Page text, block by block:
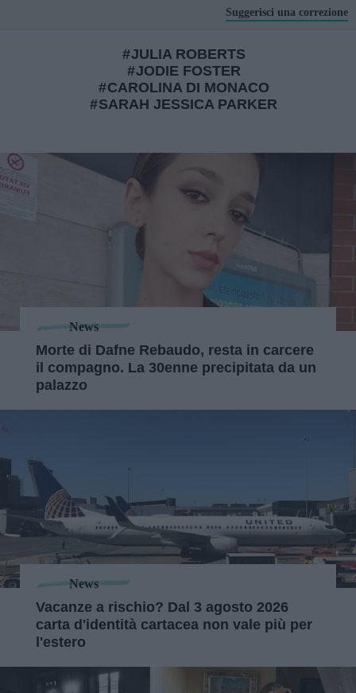
Suggerisci una correzione
JULIA ROBERTS
JODIE FOSTER
CAROLINA DI MONACO
SARAH JESSICA PARKER
News
Morte di Dafne Rebaudo, resta in carcere
il compagno. La 30enne precipitata da un
palazzo
News
Vacanze a rischio? Dal 3 agosto 2026
carta d'identità cartacea non vale più per
l'estero